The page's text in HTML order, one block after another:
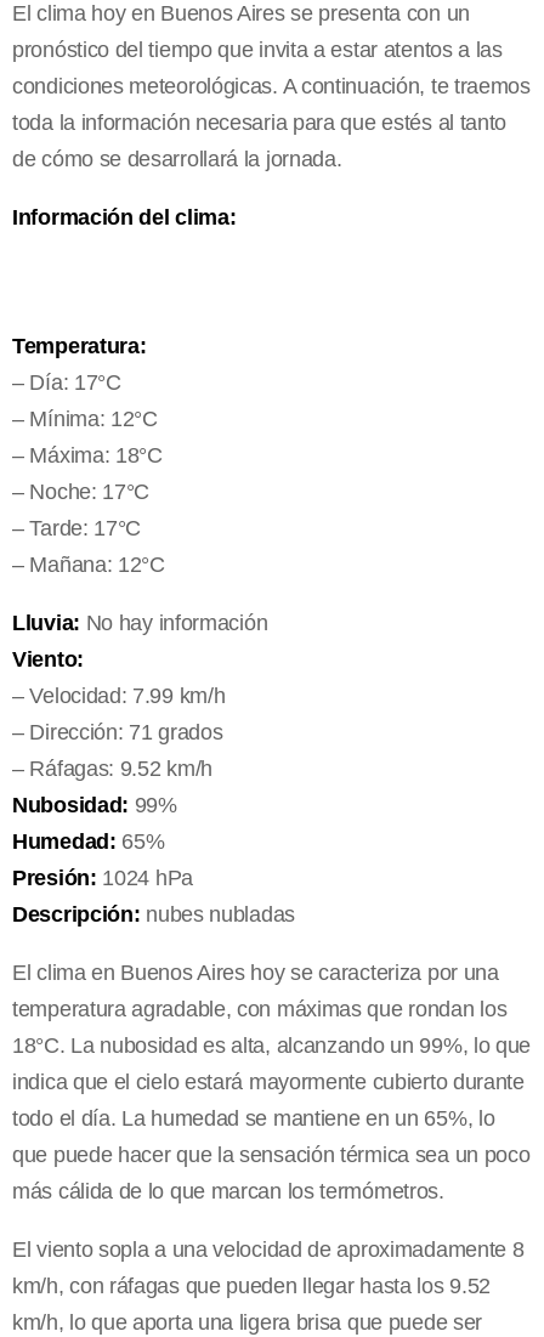
El clima hoy en Buenos Aires se presenta con un
pronóstico del tiempo que invita a estar atentos a las
condiciones meteorológicas. A continuación, te traemos
toda la información necesaria para que estés al tanto
de cómo se desarrollará la jornada.
Información del clima:
Temperatura:
– Día: 17°C
– Mínima: 12°C
– Máxima: 18°C
– Noche: 17°C
– Tarde: 17°C
– Mañana: 12°C
Lluvia: No hay información
Viento:
– Velocidad: 7.99 km/h
– Dirección: 71 grados
– Ráfagas: 9.52 km/h
Nubosidad: 99%
Humedad: 65%
Presión: 1024 hPa
Descripción: nubes nubladas
El clima en Buenos Aires hoy se caracteriza por una
temperatura agradable, con máximas que rondan los
18°C. La nubosidad es alta, alcanzando un 99%, lo que
indica que el cielo estará mayormente cubierto durante
todo el día. La humedad se mantiene en un 65%, lo
que puede hacer que la sensación térmica sea un poco
más cálida de lo que marcan los termómetros.
El viento sopla a una velocidad de aproximadamente 8
km/h, con ráfagas que pueden llegar hasta los 9.52
km/h, lo que aporta una ligera brisa que puede ser